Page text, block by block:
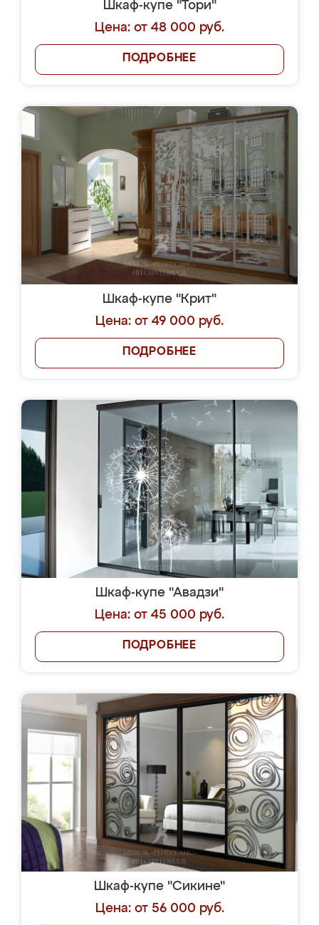
Шкаф-купе "Тори"
Цена: от 48 000 руб.
ПОДРОБНЕЕ
Шкаф-купе "Крит"
Цена: от 49 000 руб.
ПОДРОБНЕЕ
Шкаф-купе "Авадзи"
Цена: от 45 000 руб.
ПОДРОБНЕЕ
Шкаф-купе "Сикине"
Цена: от 56 000 руб.